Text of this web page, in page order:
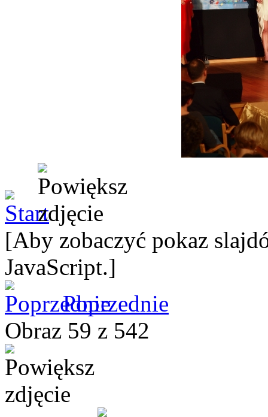
[Aby zobaczyć pokaz
JavaScript.]
Poprzednie
Obraz 59 z 542